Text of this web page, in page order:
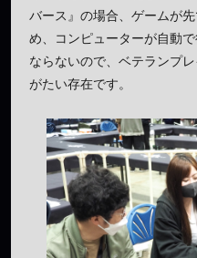
バース』の場合、ゲームが
め、コンピューターが自動
ならないので、ベテランプ
がたい存在です。